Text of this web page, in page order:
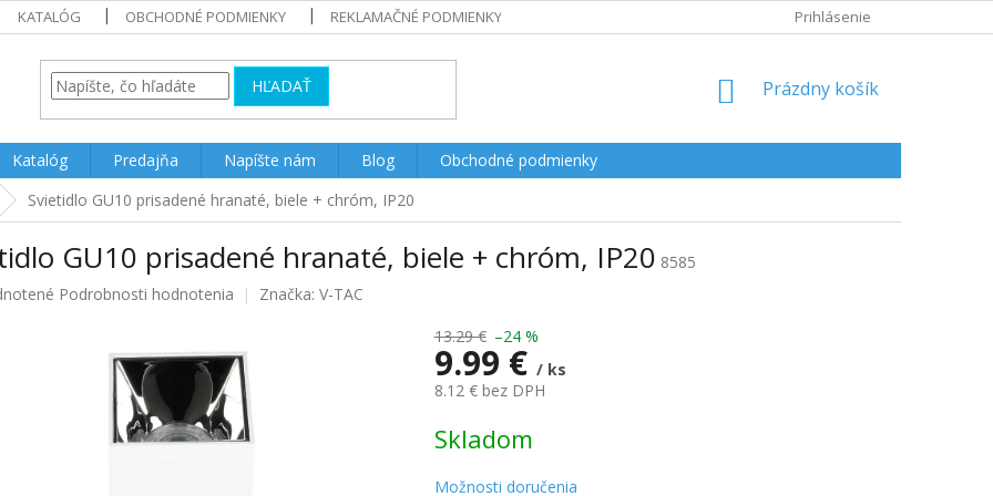
KATALÓG OBCHODNÉ PODMIENKY REKLAMAČNÉ PODMIENKY Prihlásenie
HĽADAŤ
NÁKUPNÝ
Prázdny košík
Katalóg Predajňa Napíšte nám Blog
Obchodné podmienky
Svietidlo GU10 prisadené hranaté, biele + chróm, IP20
GU10 prisadené hranaté, biele + chróm, IP20 8585
Podrobnosti hodnotenia Značka: V-TAC
13.29 € –24 %
9.99 € / ks
8.12 € bez DPH
cena:
Skladom
Možnosti doručenia